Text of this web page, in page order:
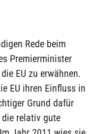
Rede beim
Premierminister
EU zu erwähnen.
EU ihren Einfluss in
Grund dafür
relativ gute